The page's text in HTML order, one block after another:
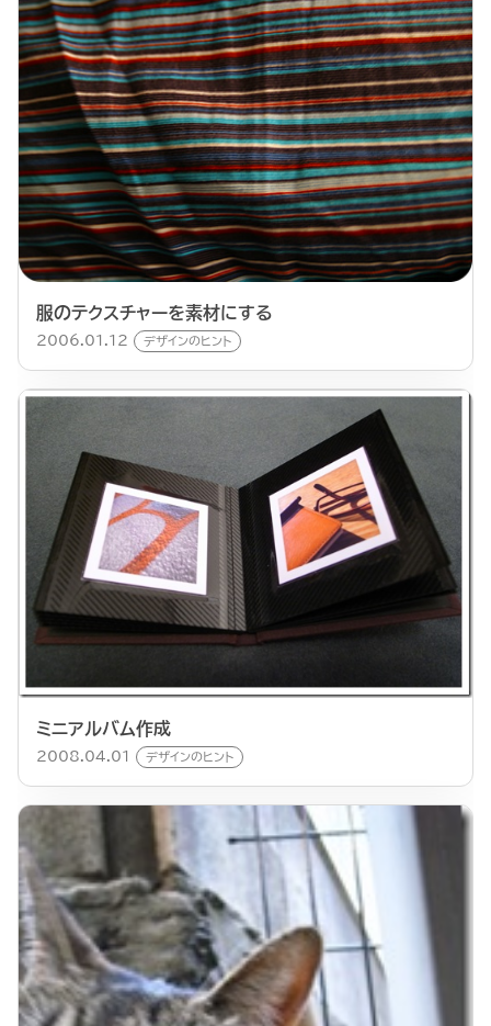
服のテクスチャーを素材にする
2006.01.12 デザインのヒント
ミニアルバム作成
2008.04.01 デザインのヒント